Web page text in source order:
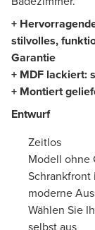
+
stilvolles,
Garantie
+ MDF lackiert:
+ Montiert
Entwurf
Zeitlos
Modell ohne
Schrankfront
moderne
Wählen Sie
selbst aus